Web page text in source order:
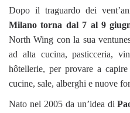
Dopo il traguardo dei
Milano torna dal 7 al 9
North Wing con la sua
ad alta cucina, pasticceria,
hôtellerie, per provare a
cucine, sale, alberghi e nuove
Nato nel 2005 da un’idea di